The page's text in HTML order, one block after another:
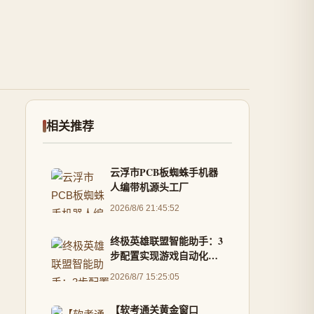
相关推荐
云浮市PCB板蜘蛛手机器
人编带机源头工厂
2026/8/6 21:45:52
终极英雄联盟智能助手：3
步配置实现游戏自动化与
数据分析
2026/8/7 15:25:05
【软考通关黄金窗口